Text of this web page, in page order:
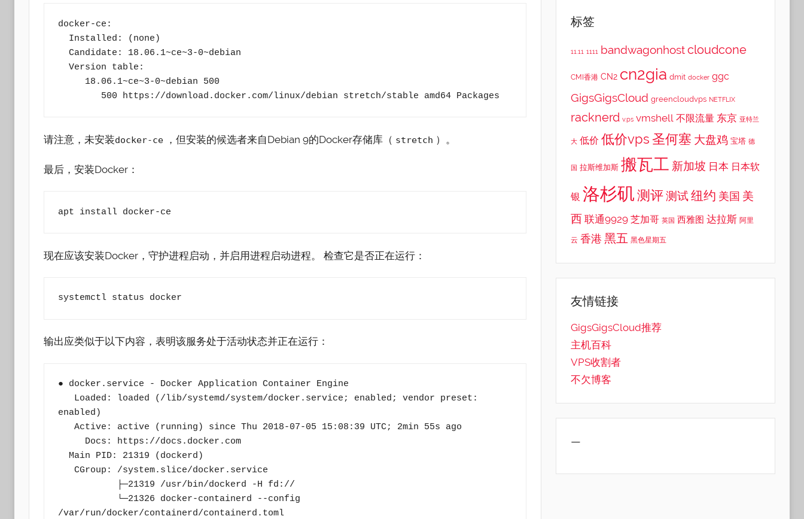
docker-ce:
        500 https://download.docker.com/linux/debian stretch/stable amd64 Packages
请注意，未安装docker-ce ，但安装的候选者来自Debian 9的Docker存储库（ stretch ）。
最后，安装Docker：
apt install docker-ce
现在应该安装Docker，守护进程启动，并启用进程启动进程。 检查它是否正在运行：
systemctl status docker
输出应类似于以下内容，表明该服务处于活动状态并正在运行：
● docker.service - Docker Application Container Engine
enabled)
/var/run/docker/containerd/containerd.toml
标签
11.11 1111 bandwagonhostcloudcone
CMI香港 CN2 cn2gia dmit docker ggc
GigsGigsCloud greencloudvps NETFLIX
racknerd v.ps vmshell 不限流量 东京 亚特兰
大 低价 低价vps 圣何塞 大盘鸡 宝塔 德
国 拉斯维加斯 搬瓦工 新加坡 日本 日本软
银 洛杉矶 测评测试纽约 美国 美
西 联通9929 芝加哥 英国 西雅图 达拉斯 阿里
云 香港 黑五 黑色星期五
友情链接
GigsGigsCloud推荐
主机百科
VPS收割者
不欠博客
—